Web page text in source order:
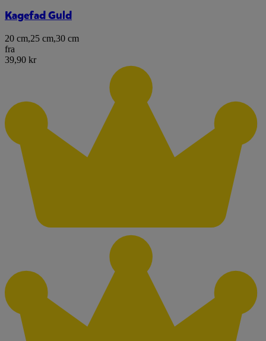
Kagefad Guld
20 cm,25 cm,30 cm
fra
39,90 kr